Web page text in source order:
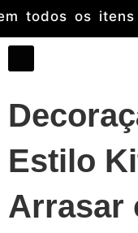
%em todos
Estilo
Arrasar